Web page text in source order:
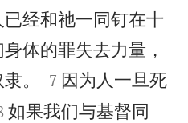
经和祂一同钉在十
体的罪失去力量，
。


7 因为人一旦死
如果我们与基督同